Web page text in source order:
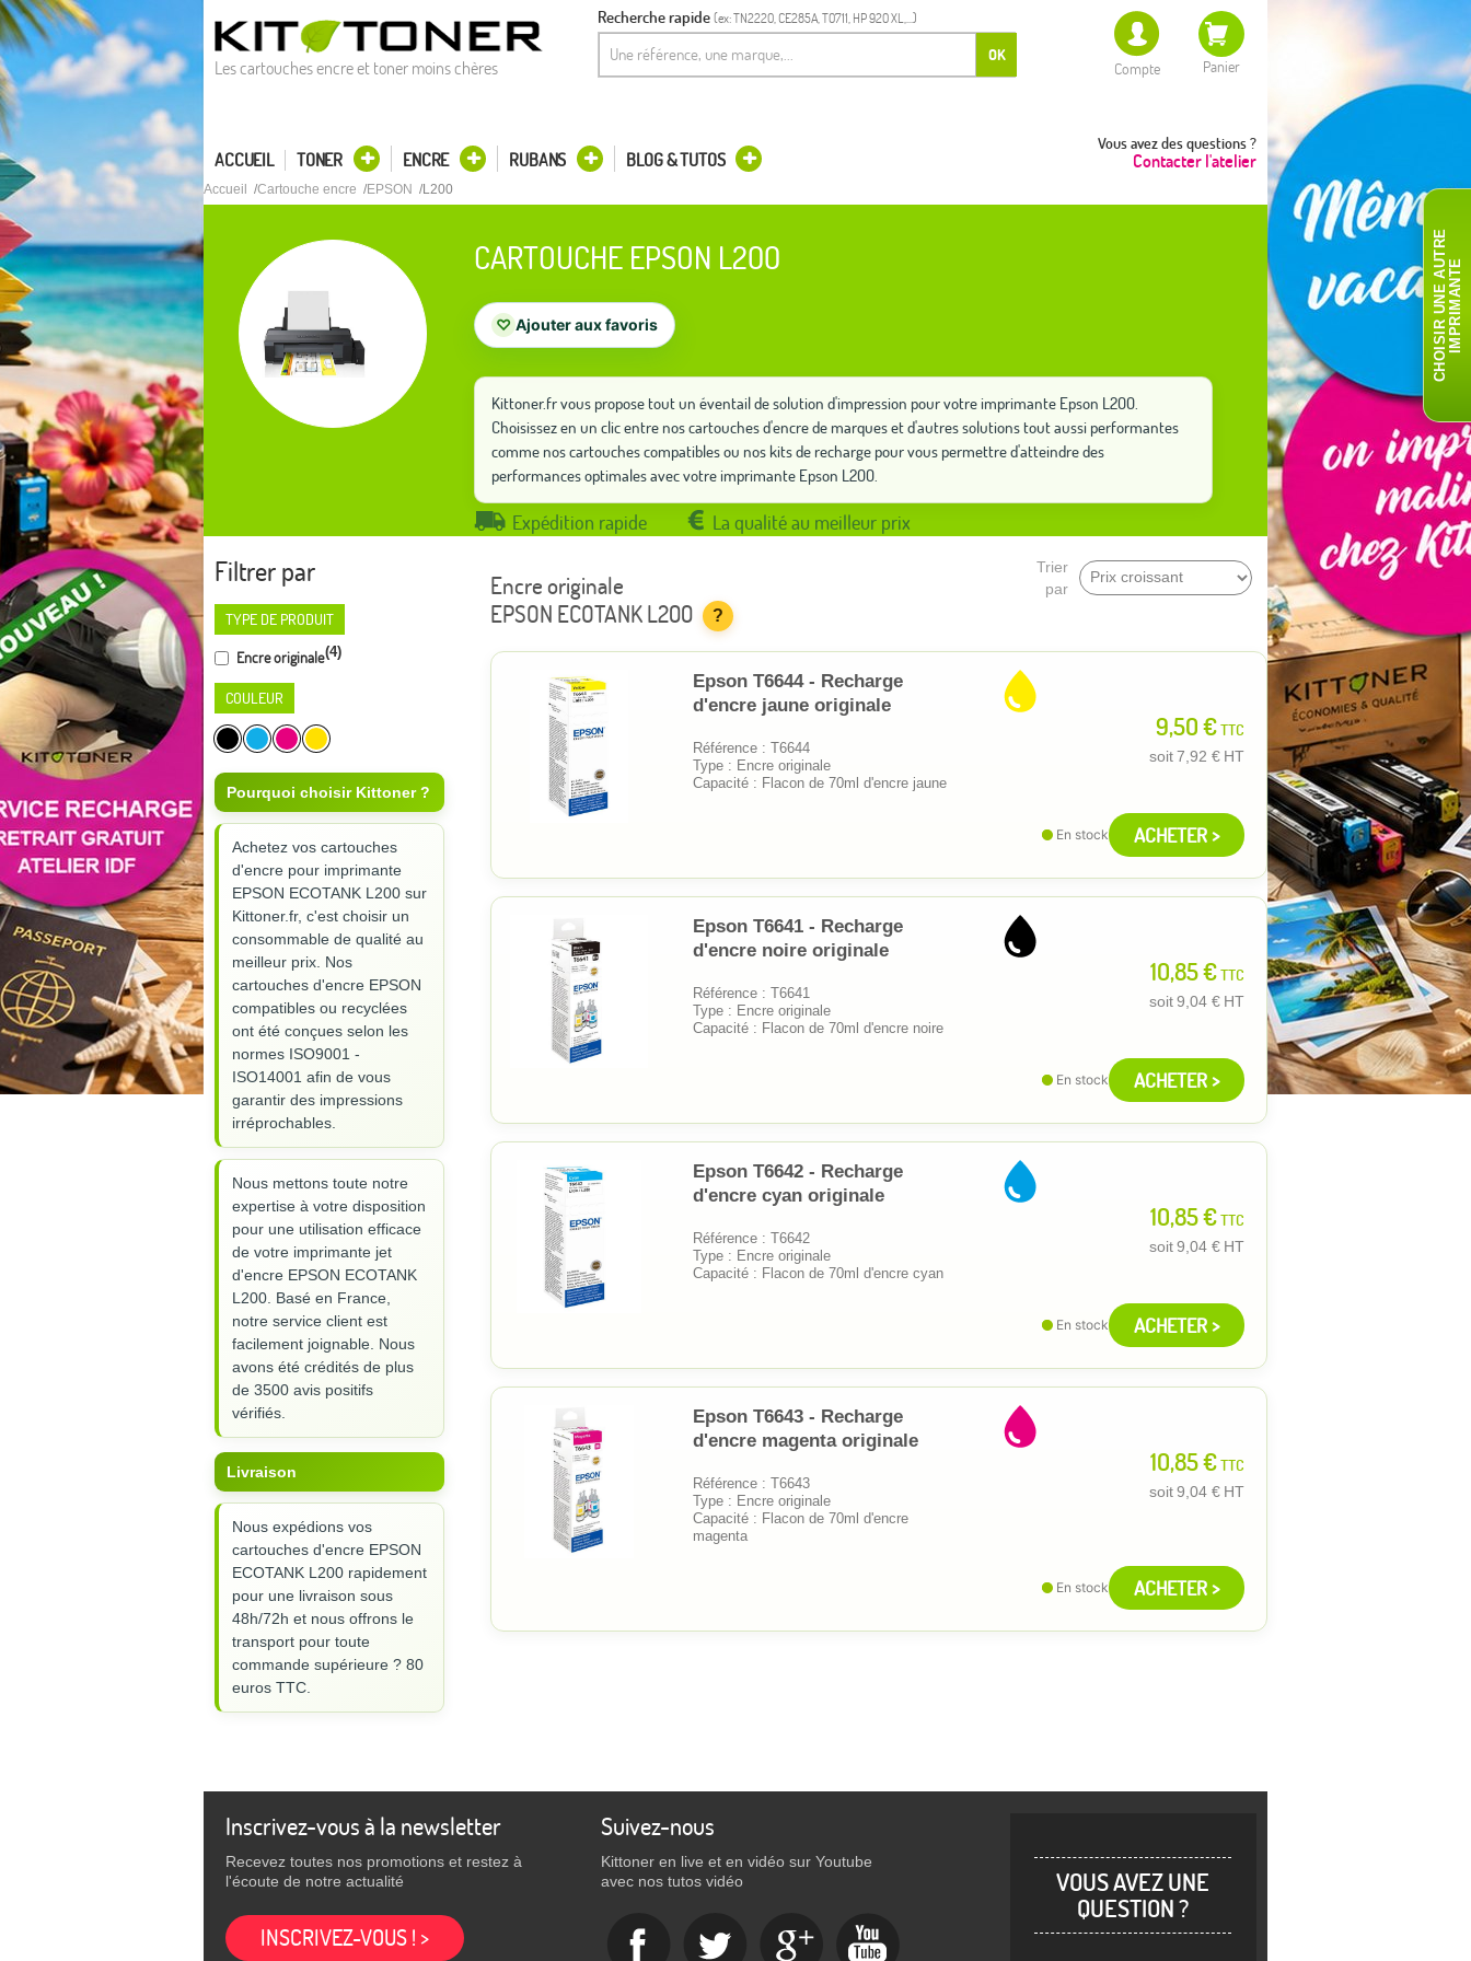
Les cartouches encre et toner moins chères
Recherche rapide (ex: TN2220, CE285A, T0711, HP 920 XL,...)
OK
Compte Panier
Vous avez des questions ?
Contacter l'atelier
ACCUEIL TONER ENCRE RUBANS BLOG & TUTOS
Accueil Cartouche encre EPSON L200
CARTOUCHE EPSON L200
♡ Ajouter aux favoris
Kittoner.fr vous propose tout un éventail de solution d'impression pour votre imprimante Epson L200.
Choisissez en un clic entre nos cartouches d'encre de marques et d'autres solutions tout aussi performantes
comme nos cartouches compatibles ou nos kits de recharge pour vous permettre d'atteindre des
performances optimales avec votre imprimante Epson L200.
Expédition rapide La qualité au meilleur prix
Filtrer par
TYPE DE PRODUIT
Encre originale(4)
COULEUR
Pourquoi choisir Kittoner ?
Achetez vos cartouches
d'encre pour imprimante
EPSON ECOTANK L200 sur
Kittoner.fr, c'est choisir un
consommable de qualité au
meilleur prix. Nos
cartouches d'encre EPSON
compatibles ou recyclées
ont été conçues selon les
normes ISO9001 -
ISO14001 afin de vous
garantir des impressions
irréprochables.
Nous mettons toute notre
expertise à votre disposition
pour une utilisation efficace
de votre imprimante jet
d'encre EPSON ECOTANK
L200. Basé en France,
notre service client est
facilement joignable. Nous
avons été crédités de plus
de 3500 avis positifs
vérifiés.
Livraison
Nous expédions vos
cartouches d'encre EPSON
ECOTANK L200 rapidement
pour une livraison sous
48h/72h et nous offrons le
transport pour toute
commande supérieure ? 80
euros TTC.
Trier
par
Encre originale
EPSON ECOTANK L200
?
Epson T6644 - Recharge
d'encre jaune originale
Référence : T6644
Type : Encre originale
Capacité : Flacon de 70ml d'encre jaune
9,50 €TTC
soit7,92 € HT
En stock ACHETER >
Epson T6641 - Recharge
d'encre noire originale
Référence : T6641
Type : Encre originale
Capacité : Flacon de 70ml d'encre noire
10,85 €TTC
soit9,04 € HT
En stock ACHETER >
Epson T6642 - Recharge
d'encre cyan originale
Référence : T6642
Type : Encre originale
Capacité : Flacon de 70ml d'encre cyan
10,85 €TTC
soit9,04 € HT
En stock ACHETER >
Epson T6643 - Recharge
d'encre magenta originale
Référence : T6643
Type : Encre originale
Capacité : Flacon de 70ml d'encre
magenta
10,85 €TTC
soit9,04 € HT
En stock ACHETER >
Inscrivez-vous à la newsletter
Recevez toutes nos promotions et restez à
l'écoute de notre actualité
INSCRIVEZ-VOUS ! >
Suivez-nous
Kittoner en live et en vidéo sur Youtube
avec nos tutos vidéo
VOUS AVEZ UNE
QUESTION ?
C
H
O
I
S
I
R
U
N
E
AU
T
R
E
I
M
P
R
I
M
A
N
TE